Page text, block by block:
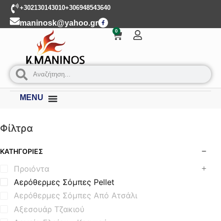
+302130143010+306948543640
maninosk@yahoo.gr
0
MENU
Φίλτρα
ΚΑΤΗΓΟΡΊΕΣ
Προιόντα
Αερόθερμες Σόμπες Pellet
Αερόθερμες Σόμπες Από Ατσάλι
Αξεσουάρ Τζακιού